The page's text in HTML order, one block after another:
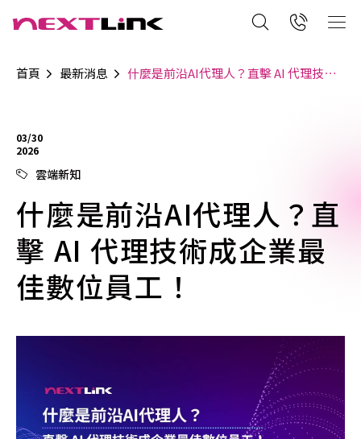
首頁 最新消息 什麼是前沿AI代理人？直擊 AI 代理技術成企業最佳數位員工！
03/30
2026
雲端新知
什麼是前沿AI代理人？直
擊 AI 代理技術成企業最
佳數位員工！